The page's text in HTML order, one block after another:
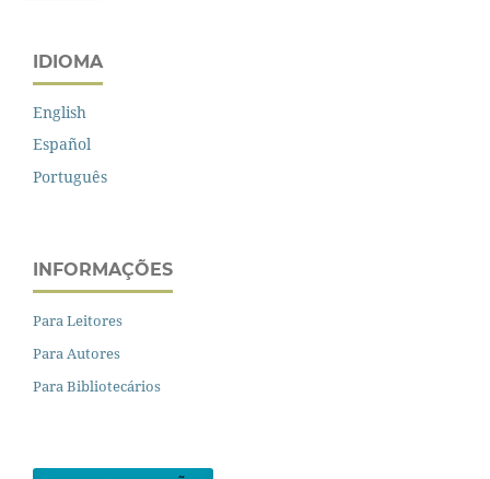
IDIOMA
English
Español
Português
INFORMAÇÕES
Para Leitores
Para Autores
Para Bibliotecários